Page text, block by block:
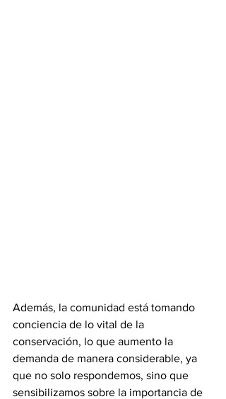
Además, la comunidad está tomando
conciencia de lo vital de la
conservación, lo que aumento la
demanda de manera considerable, ya
que no solo respondemos, sino que
sensibilizamos sobre la importancia de